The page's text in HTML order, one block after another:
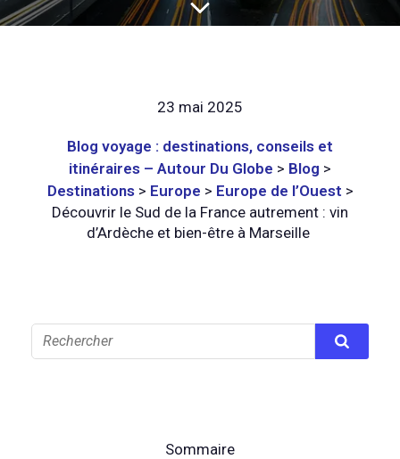
23 mai 2025
Blog voyage : destinations, conseils et
itinéraires – Autour Du Globe > Blog >
Destinations> Europe > Europe de l’Ouest >
Découvrir le Sud de la France autrement : vin
d’Ardèche et bien-être à Marseille
Sommaire